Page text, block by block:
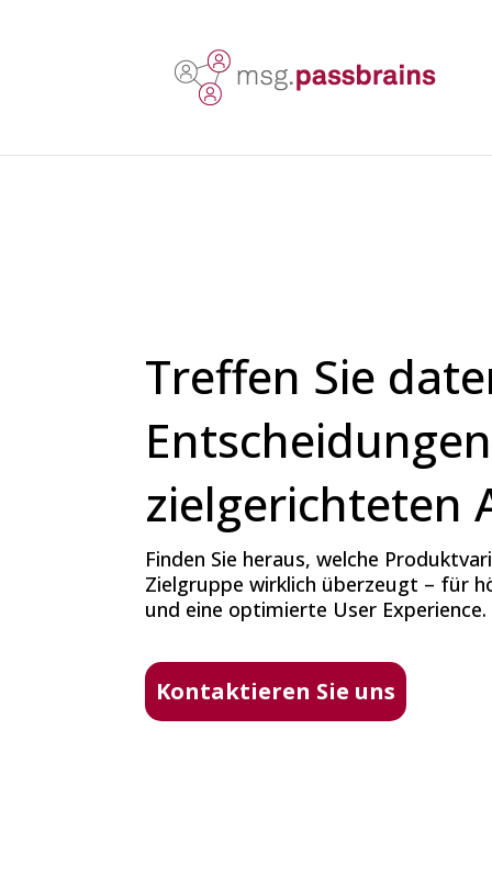
Treffen Sie
zielgerichteten
Finden Sie heraus, welche
Zielgruppe wirklich überzeugt – für
und eine optimierte User Experience.
Kontaktieren Sie uns